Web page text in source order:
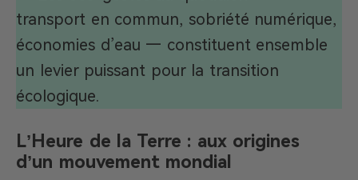
transport en commun, sobriété numérique,
économies d’eau — constituent ensemble
un levier puissant pour la transition
écologique.
L’Heure de la Terre : aux origines
d’un mouvement mondial